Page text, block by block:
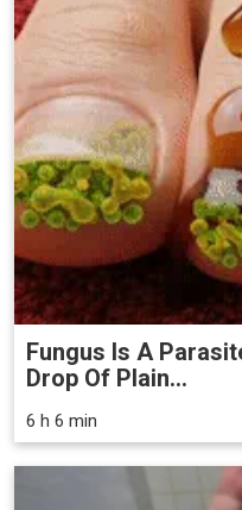
Fungus Is A
Drop Of Plain...
6 h 6 min